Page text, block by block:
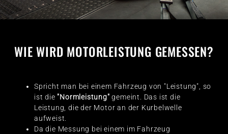
WIE WIRD MOTORLEISTUNG GEMESSEN?
Spricht man bei einem Fahrzeug von "Leistung", so
ist die "Normleistung" gemeint. Das ist die
Leistung, die der Motor an der Kurbelwelle
aufweist.
Da die Messung bei einem im Fahrzeug